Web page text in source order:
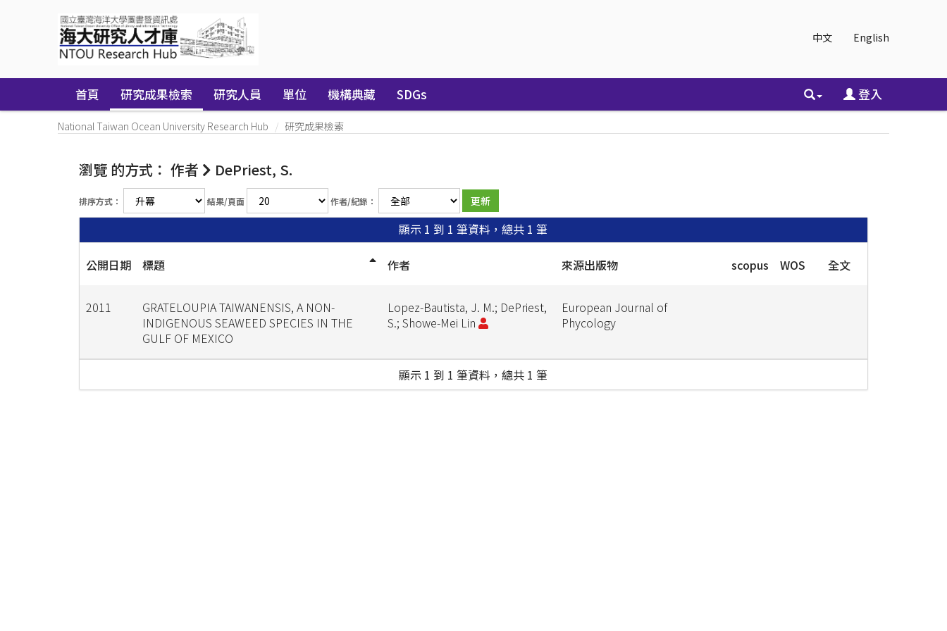
中文 English
首頁 研究成果檢索 研究人員 單位 機構典藏 SDGs 登入
National Taiwan Ocean University Research Hub 研究成果檢索
瀏覽 的方式： 作者 DePriest, S.
排序方式： 結果/頁面 作者/紀錄：
顯示 1 到 1 筆資料，總共 1 筆
公開日期 標題 作者 來源出版物 scopus WOS 全文
2011
GRATELOUPIA TAIWANENSIS, A NON-
INDIGENOUS SEAWEED SPECIES IN THE
GULF OF MEXICO
Lopez-Bautista, J. M.; DePriest,
S.; Showe-Mei Lin
European Journal of
Phycology
顯示 1 到 1 筆資料，總共 1 筆